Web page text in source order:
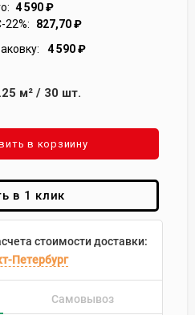
4 590₽
22%:
827,70₽
4 590₽
м² / 30 шт.
в корзиину
в 1 клик
стоимости доставки:
Петербург
Самовывоз